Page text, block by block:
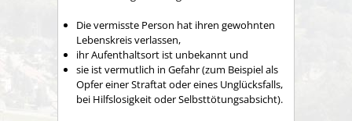
Die vermisste Person hat ihren gewohnten
Lebenskreis verlassen,
ihr Aufenthaltsort ist unbekannt und
sie ist vermutlich in Gefahr(zum Beispiel als
Opfer einer Straftat oder eines Unglücksfalls,
bei Hilfslosigkeit oder Selbsttötungsabsicht).